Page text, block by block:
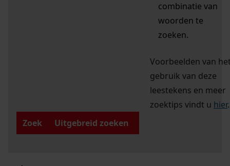
combinatie van
woorden te
zoeken.
Voorbeelden van
gebruik van deze
leestekens en meer
zoektips vindt u hier.
Zoek
Uitgebreid zoeken